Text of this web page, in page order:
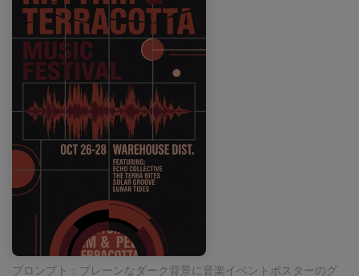
プロンプト：プレーンなダーク背景に音楽イベントポスターのグ